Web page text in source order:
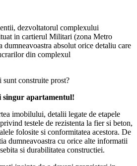
dezvoltatorul complexului
in cartierul Militari (zona Metro
absolut orice detaliu care
din complexul
construite prost?
singur apartamentul!
imobilului, detalii legate de etapele
testele de rezistenta la fier si beton,
folosite si conformitatea acestora. De
dumneavoastra cu orice alte informatii
si durabilitatea constructiei.